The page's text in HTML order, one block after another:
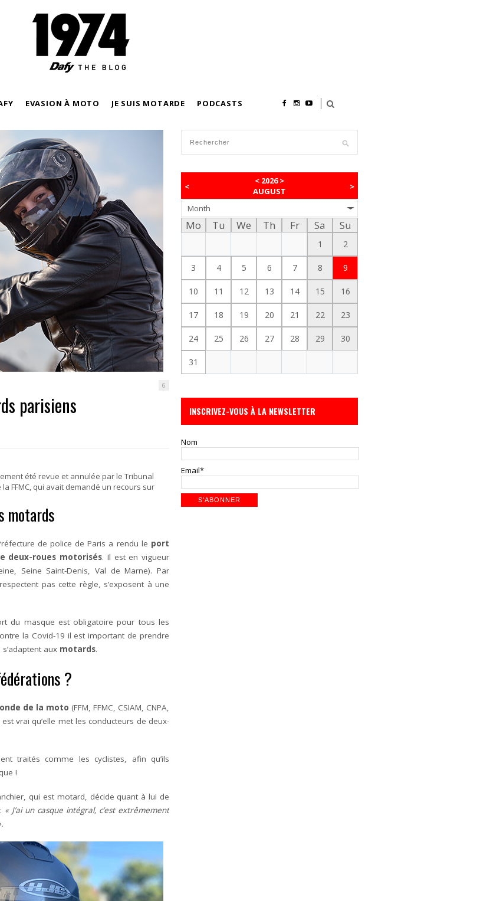
EVASION À MOTO JE SUIS MOTARDE PODCASTS
6
parisiens
été revue et annulée par le Tribunal
FFMC, qui avait demandé un recours sur
motards
de police de Paris a rendu le port
deux-roues motorisés. Il est en vigueur
Seine Saint-Denis, Val de Marne). Par
pas cette règle, s’exposent à une
du masque est obligatoire pour tous les
la Covid-19 il est important de prendre
aux motards.
?
de la moto (FFM, FFMC, CSIAM, CNPA,
vrai qu’elle met les conducteurs de deux-
traités comme les cyclistes, afin qu’ils
!
qui est motard, décide quant à lui de
« J’ai un casque intégral, c’est extrêmement
<
< 2026>
AUGUST
>
Month
Mo Tu We Th Fr Sa Su
1 2
3 4 5 6 7 8 9
10 11 12 13 14 15 16
17 18 19 20 21 22 23
24 25 26 27 28 29 30
31
INSCRIVEZ-VOUS À LA NEWSLETTER
Nom
Email*